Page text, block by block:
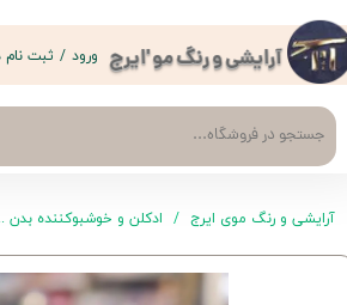
آرایشی و رنگ مو 'ایرج ورود / ثبت
حساب کاربری من
تغییر گذر واژه
سفارشات
خروج از حساب کاربری
آرایشی و رنگ موی ایرج ادکلن و خوشبوکننده بدن